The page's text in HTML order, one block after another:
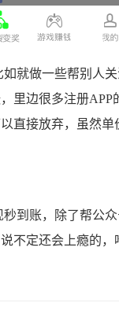
就做一些帮别人
里边很多注册
直接放弃，虽然单
到账，除了帮公
不定还会上瘾的，